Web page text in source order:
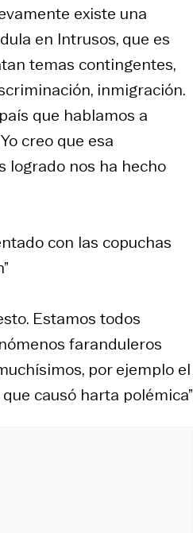
existe una
en Intrusos, que es
temas contingentes,
inmigración.
que hablamos a
creo que esa
logrado nos ha hecho
con las copuchas
Estamos todos
faranduleros
por ejemplo el
causó harta polémica”